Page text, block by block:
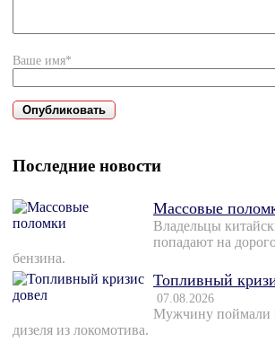
Ваше имя*
Последние новости
Массовые
Владельцы
попадают на
бензина.
Топливный
07.08.2026
Мужчину поймали
дизеля из локомотива.